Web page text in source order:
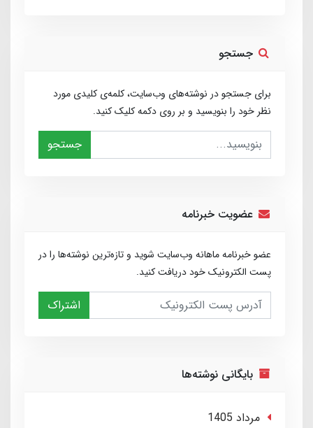
جستجو
برای جستجو در نوشته‌های وب‌سایت، کلمه‌ی کلیدی مورد
نظر خود را بنویسید و بر روی دکمه کلیک کنید.
جستجو
عضویت خبرنامه
عضو خبرنامه ماهانه وب‌سایت شوید و تازه‌ترین نوشته‌ها را در
پست الکترونیک خود دریافت کنید.
اشتراک
بایگانی نوشته‌ها
مرداد 1405